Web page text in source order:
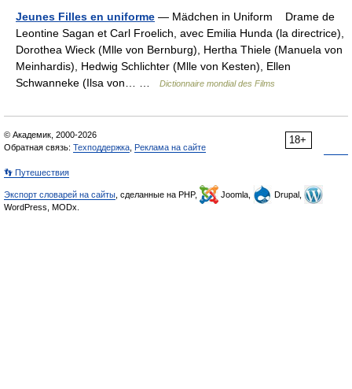
Jeunes Filles en uniforme — Mädchen in Uniform Drame de
Leontine Sagan et Carl Froelich, avec Emilia Hunda (la directrice),
Dorothea Wieck (Mlle von Bernburg), Hertha Thiele (Manuela von
Meinhardis), Hedwig Schlichter (Mlle von Kesten), Ellen
Schwanneke (Ilsa von… …
Dictionnaire mondial des Films
18+
© Академик, 2000-2026
Обратная связь: Техподдержка Реклама на сайте
👣 Путешествия
Экспорт словарей на сайты , сделанные на PHP, Joomla,
Drupal,
WordPress, MODx.